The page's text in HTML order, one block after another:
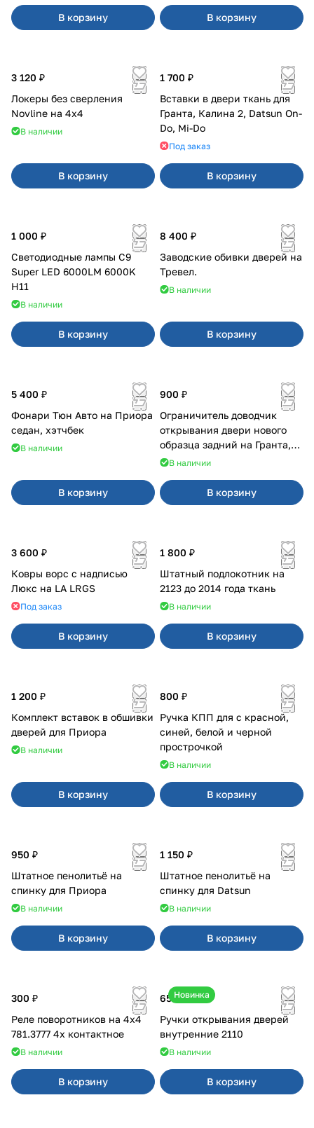
В корзину В корзину
3 120 ₽
Локеры без сверления
Novline на 4х4
В наличии
В корзину
1 700 ₽
Вставки в двери ткань для
Гранта, Калина 2, Datsun On-
Do, Mi-Do
Под заказ
В корзину
1 000 ₽
Светодиодные лампы C9
Super LED 6000LM 6000K
H11
В наличии
В корзину
8 400 ₽
Заводские обивки дверей на
Тревел.
В наличии
В корзину
5 400 ₽
Фонари Тюн Авто на Приора
седан, хэтчбек
В наличии
В корзину
900 ₽
Ограничитель доводчик
открывания двери нового
образца задний на Гранта,
Урбан
В наличии
В корзину
3 600 ₽
Ковры ворс с надписью
Люкс на LA LRGS
Под заказ
В корзину
1 800 ₽
Штатный подлокотник на
2123 до 2014 года ткань
В наличии
В корзину
1 200 ₽
Комплект вставок в обшивки
дверей для Приора
В наличии
В корзину
800 ₽
Ручка КПП для с красной,
синей, белой и черной
прострочкой
В наличии
В корзину
950 ₽
Штатное пенолитьё на
спинку для Приора
В наличии
В корзину
1 150 ₽
Штатное пенолитьё на
спинку для Datsun
В наличии
В корзину
300 ₽
Реле поворотников на 4х4
781.3777 4х контактное
В наличии
В корзину
Новинка
650 ₽
Ручки открывания дверей
внутренние 2110
В наличии
В корзину